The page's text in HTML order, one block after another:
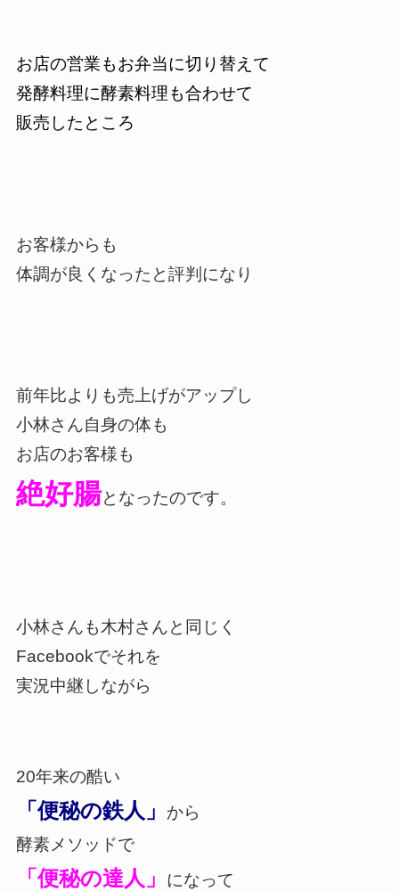
お店の営業もお弁当に切り替えて
発酵料理に酵素料理も合わせて
販売したところ
お客様からも
体調が良くなったと評判になり
前年比よりも売上げがアップし
小林さん自身の体も
お店のお客様も
絶好腸となったのです。
小林さんも木村さんと同じく
Facebookでそれを
実況中継しながら
20年来の酷い
「便秘の鉄人」
から
酵素メソッドで
「便秘の達人」
になって